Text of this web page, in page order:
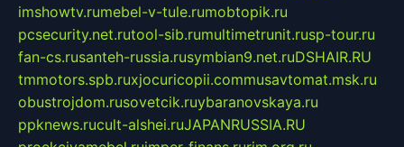
imshowtv.rumebel-v-tule.rumobtopik.ru
pcsecurity.net.rutool-sib.rumultimetrunit.rusp-tour.ru
fan-cs.rusanteh-russia.rusymbian9.net.ruDSHAIR.RU
tmmotors.spb.ruxjocuricopii.commusavtomat.msk.ru
obustrojdom.rusovetcik.ruybaranovskaya.ru
ppknews.rucult-alshei.ruJAPANRUSSIA.RU